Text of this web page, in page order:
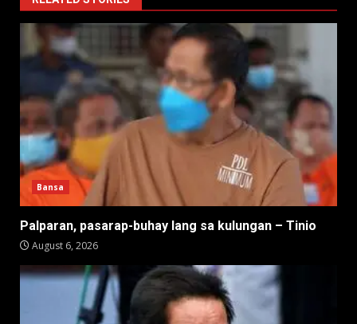
Bansa
Palparan, pasarap-buhay lang sa kulungan – Tinio
August 6, 2026